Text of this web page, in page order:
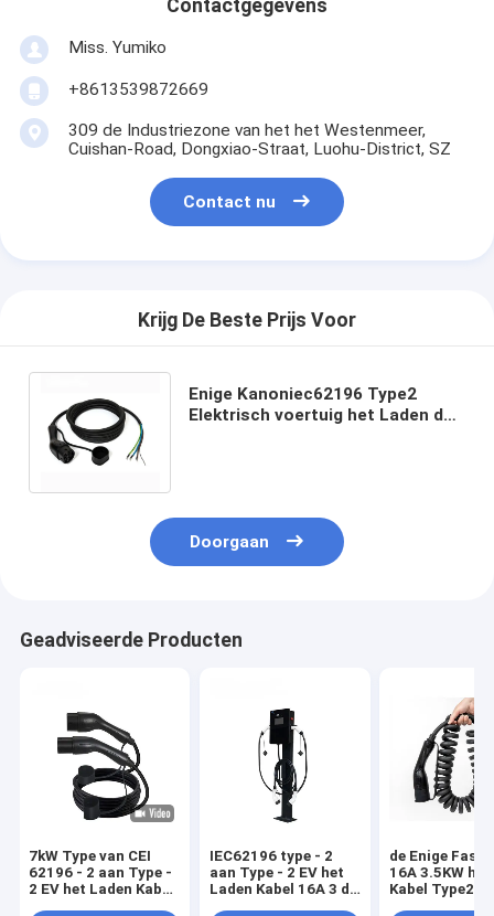
Contactgegevens
Miss. Yumiko
+8613539872669
309 de Industriezone van het het Westenmeer,
Cuishan-Road, Dongxiao-Straat, Luohu-District, SZ
Contact nu
Krijg De Beste Prijs Voor
Enige Kanoniec62196 Type2
Elektrisch voertuig het Laden de
Doorgaan
Geadviseerde Producten
7kW Type van CEI
62196 - 2 aan Type -
2 EV het Laden Kabel
IEC62196 type - 2
aan Type - 2 EV het
Laden Kabel 16A 3 de
de Enige Fase
16A 3.5KW
Kabel Type2